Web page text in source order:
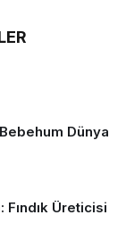
Dünya
Fındık Üreticisi